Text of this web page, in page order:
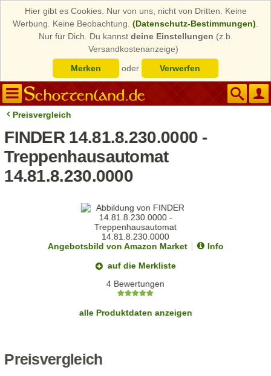
Hier gibt es Cookies. Nur von uns, nicht von Dritten. Keine
Werbung. Keine Beobachtung. (Datenschutz-Bestimmungen)
Nur für Dich. Du kannst deine Einstellungen (z.b.
Versandkostenanzeige)
Merken
oder Verwerfen
Preisvergleich
FINDER 14.81.8.230.0000 -
Treppenhausautomat
14.81.8.230.0000
Angebotsbild von Amazon Market
Info
auf die Merkliste
4 Bewertungen
alle Produktdaten anzeigen
Preisvergleich